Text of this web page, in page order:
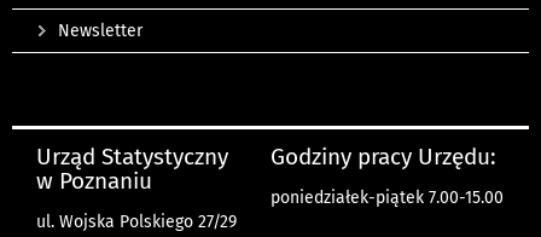
Newsletter
Urząd Statystyczny
w Poznaniu
ul. Wojska Polskiego 27/29
Godziny pracy Urzędu:
poniedziałek-piątek 7.00-15.00